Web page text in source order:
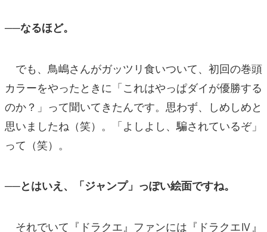
──なるほど。
でも、鳥嶋さんがガッツリ食いついて、初回の巻頭
カラーをやったときに「これはやっぱダイが優勝する
のか？」って聞いてきたんです。思わず、しめしめと
思いましたね（笑）。「よしよし、騙されているぞ」
って（笑）。
──とはいえ、「ジャンプ」っぽい絵面ですね。
それでいて『ドラクエ』ファンには『ドラクエⅣ』